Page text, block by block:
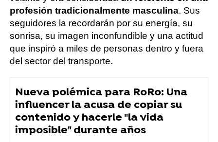
profesión tradicionalmente masculina. Sus
seguidores la recordarán por su energía, su
sonrisa, su imagen inconfundible y una actitud
que inspiró a miles de personas dentro y fuera
del sector del transporte.
Nueva polémica para RoRo: Una
influencer la acusa de copiar su
contenido y hacerle "la vida
imposible" durante años